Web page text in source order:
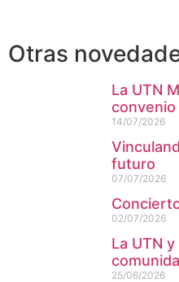
Otras
La UTN
convenio
14/07/2026
futuro
07/07/2026
02/07/2026
La UTN
25/06/2026